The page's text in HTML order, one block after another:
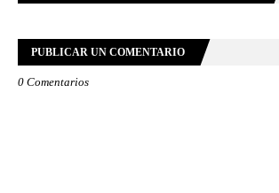
PUBLICAR UN COMENTARIO
0 Comentarios